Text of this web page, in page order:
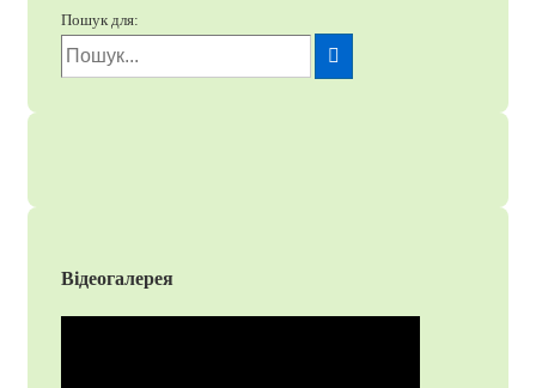
Пошук для:
Відеогалерея